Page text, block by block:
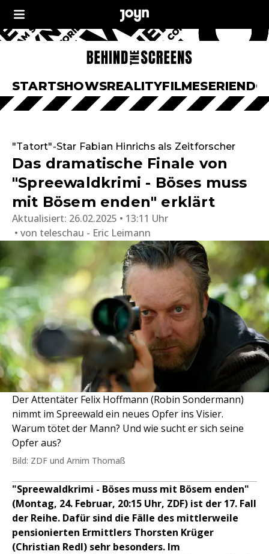
STARTSHOWSREALITYFILMESERIEN
"Tatort"-Star Fabian Hinrichs als Zeitforscher
Das dramatische Finale von
"Spreewaldkrimi - Böses muss
mit Bösem enden" erklärt
Aktualisiert: 26.02.2025 • 13:11 Uhr
von teleschau - Eric Leimann
Der Attentäter Felix Hoffmann (Robin Sondermann)
nimmt im Spreewald ein neues Opfer ins Visier.
Warum tötet der Mann? Und wie sucht er sich seine
Opfer aus?
Bild: ZDF und Arnim Thomaß
"Spreewaldkrimi - Böses muss mit Bösem enden"
(Montag, 24. Februar, 20:15 Uhr, ZDF) ist der 17. Fall
der Reihe. Dafür sind die Fälle des mittlerweile
pensionierten Ermittlers Thorsten Krüger
(Christian Redl) sehr besonders. Im